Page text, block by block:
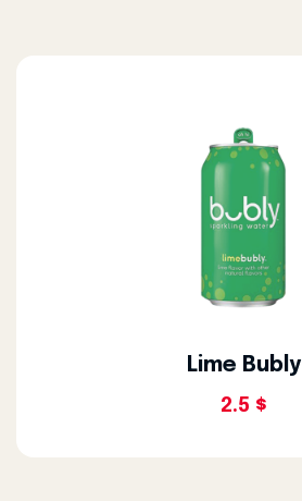
Lime Bubly
2.5 $